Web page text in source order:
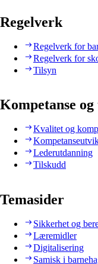
Regelverk
Regelverk for
Regelverk for
Tilsyn
Kompetanse
Kvalitet og
Lederutdanning
Tilskudd
Temasider
Sikkerhet og
Læremidler
Digitalisering
Samisk i